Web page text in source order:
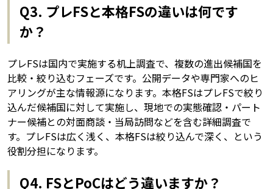
Q3. プレFSと本格FSの違いは何です
か？
プレFSは国内で実施する机上調査で、複数の進出候補国を
比較・絞り込むフェーズです。公開データや専門家へのヒ
アリングが主な情報源になります。本格FSはプレFSで絞り
込んだ候補国に対して実施し、現地での実態確認・パート
ナー候補との対面商談・当局訪問などを含む詳細調査で
す。プレFSは広く浅く、本格FSは絞り込んで深く、という
役割分担になります。
Q4. FSとPoCはどう違いますか？